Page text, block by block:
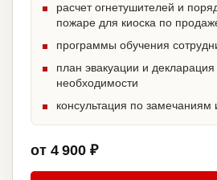
расчет огнетушителей и
пожаре для киоска по
программы обучения
план эвакуации и декларация
необходимости
консультация по замечаниям
от 4 900 ₽